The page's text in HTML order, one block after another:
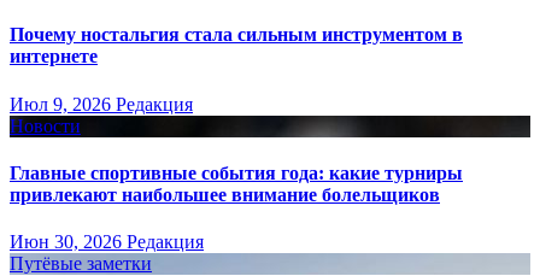
Почему ностальгия стала сильным инструментом в
интернете
Июл 9, 2026 Редакция
Новости
Главные спортивные события года: какие турниры
привлекают наибольшее внимание болельщиков
Июн 30, 2026 Редакция
Путёвые заметки